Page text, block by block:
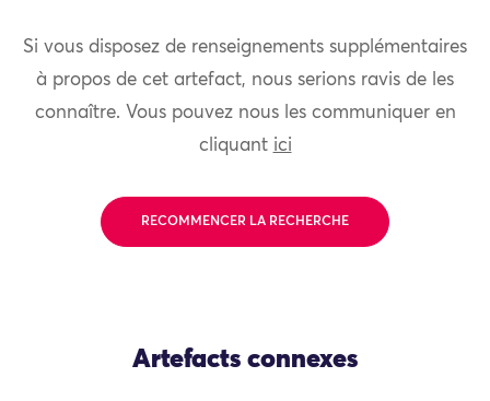
Si vous disposez de renseignements supplémentaires
à propos de cet artefact, nous serions ravis de les
connaître. Vous pouvez nous les communiquer en
cliquant ici
RECOMMENCER LA RECHERCHE
Artefacts connexes